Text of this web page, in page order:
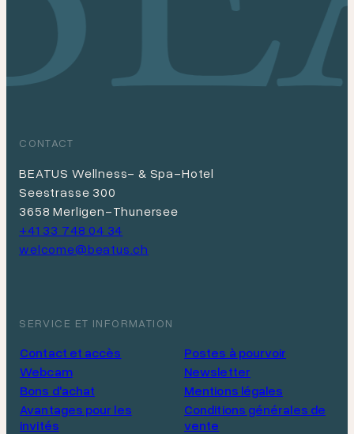
CONTACT
BEATUS Wellness- & Spa-Hotel
Seestrasse 300
3658 Merligen-Thunersee
+41 33 748 04 34
welcome@beatus.ch
SERVICE ET INFORMATION
Contact et accès
Webcam
Bons d'achat
Avantages pour les
invités
Postes à pourvoir
Newsletter
Mentions légales
Conditions générales de
vente